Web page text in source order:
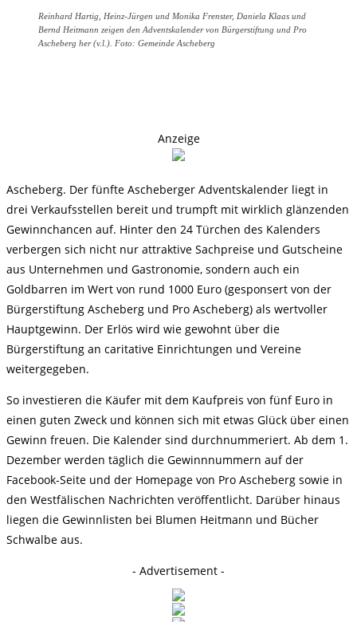
Reinhard Hartig, Heinz-Jürgen und Monika Frenster, Daniela Klaas und
Bernd Heitmann zeigen den Adventskalender von Bürgerstiftung und Pro
Ascheberg her (v.l.). Foto: Gemeinde Ascheberg
Anzeige
Ascheberg. Der fünfte Ascheberger Adventskalender liegt in
drei Verkaufsstellen bereit und trumpft mit wirklich glänzenden
Gewinnchancen auf. Hinter den 24 Türchen des Kalenders
verbergen sich nicht nur attraktive Sachpreise und Gutscheine
aus Unternehmen und Gastronomie, sondern auch ein
Goldbarren im Wert von rund 1000 Euro (gesponsert von der
Bürgerstiftung Ascheberg und Pro Ascheberg) als wertvoller
Hauptgewinn. Der Erlös wird wie gewohnt über die
Bürgerstiftung an caritative Einrichtungen und Vereine
weitergegeben.
So investieren die Käufer mit dem Kaufpreis von fünf Euro in
einen guten Zweck und können sich mit etwas Glück über einen
Gewinn freuen. Die Kalender sind durchnummeriert. Ab dem 1.
Dezember werden täglich die Gewinnnummern auf der
Facebook-Seite und der Homepage von Pro Ascheberg sowie in
den Westfälischen Nachrichten veröffentlicht. Darüber hinaus
liegen die Gewinnlisten bei Blumen Heitmann und Bücher
Schwalbe aus.
- Advertisement -